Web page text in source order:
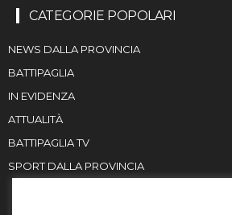
CATEGORIE POPOLARI
NEWS DALLA PROVINCIA
BATTIPAGLIA
IN EVIDENZA
ATTUALITÀ
BATTIPAGLIA TV
SPORT DALLA PROVINCIA